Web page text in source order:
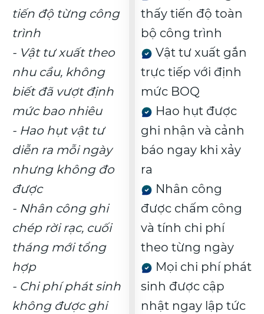
tiến độ từng công
trình
- Vật tư xuất theo
nhu cầu, không
biết đã vượt định
mức bao nhiêu
- Hao hụt vật tư
diễn ra mỗi ngày
nhưng không đo
được
- Nhân công ghi
chép rời rạc, cuối
tháng mới tổng
hợp
- Chi phí phát sinh
không được ghi
thấy tiến độ toàn
bộ công trình
Vật tư xuất gắn
trực tiếp với định
mức BOQ
Hao hụt được
ghi nhận và cảnh
báo ngay khi xảy
ra
Nhân công
được chấm công
và tính chi phí
theo từng ngày
Mọi chi phí phát
sinh được cập
nhật ngay lập tức